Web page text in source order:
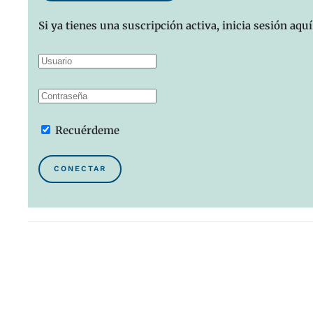
Si ya tienes una suscripción activa, inicia sesión
Recuérdeme
CONECTAR